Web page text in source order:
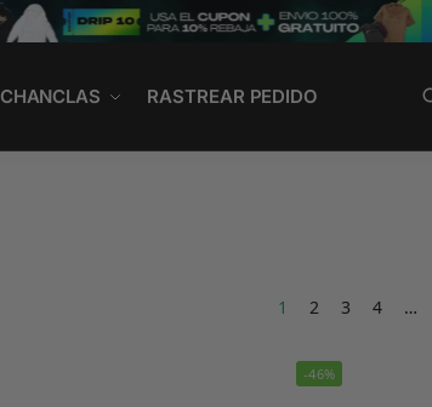
CHANCLAS RASTREAR PEDIDO
1 2 3 4 …
-46%